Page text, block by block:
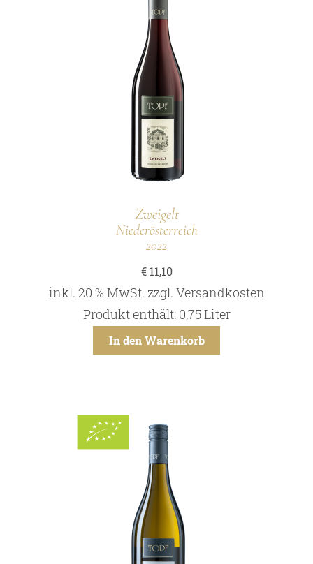
Zweigelt
Niederösterreich
2022
€11,10
inkl. 20 % MwSt. zzgl. Versandkosten
Produkt enthält: 0,75Liter
In den Warenkorb